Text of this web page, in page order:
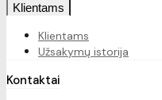
Klientams
Klientams
Užsakymų istorija
Kontaktai